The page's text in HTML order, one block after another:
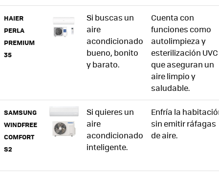
HAIER
PERLA
PREMIUM
35
Si buscas un
aire
acondicionado
bueno, bonito
y barato.
Cuenta con
funciones como
autolimpieza y
esterilización UVC
que aseguran un
aire limpio y
saludable.
SAMSUNG
WINDFREE
COMFORT
S2
Si quieres un
aire
acondicionado
inteligente.
Enfría la
sin emitir ráfagas
de aire.